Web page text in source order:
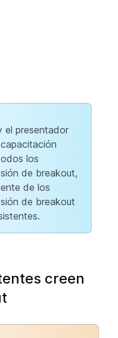
el presentador
los
de breakout,
de los
de breakout
creen